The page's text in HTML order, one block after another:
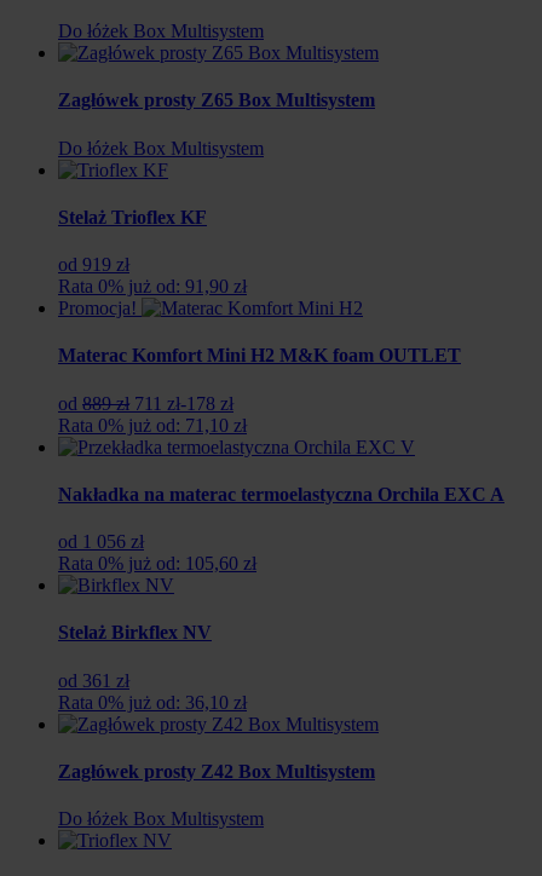
Do łóżek Box Multisystem
Zagłówek prosty Z65 Box Multisystem
Do łóżek Box Multisystem
Stelaż Trioflex KF
od 919 zł
Rata 0% już od: 91,90 zł
Promocja!
Materac Komfort Mini H2 M&K foam OUTLET
od 889 zł Pierwotna
cena
wynosiła:
zł.
711 złAktualna
cena
wynosi:
zł.
-178 zł
Rata 0% już od: 71,10 zł
Nakładka na materac termoelastyczna Orchila EXC A
od 1 056 zł
Rata 0% już od: 105,60 zł
Stelaż Birkflex NV
od 361 zł
Rata 0% już od: 36,10 zł
Zagłówek prosty Z42 Box Multisystem
Do łóżek Box Multisystem